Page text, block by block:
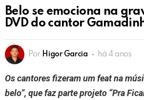
Belo se emociona na
DVD do cantor
Por Higor Garcia há 4 anos
Os cantores fizeram um feat na
belo”, que faz parte projeto “Pra